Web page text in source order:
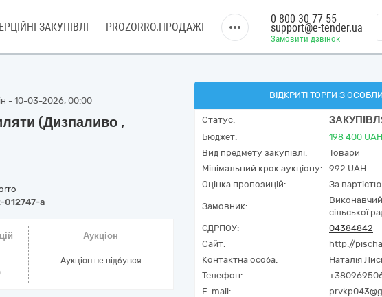
ЗАКУПІВЛІ PROZORRO.ПРОДАЖІ
Замовити дзвінок
0 800 30 77 55
support@e-tender.ua
- 10-03-2026, 00:00
(Дизпаливо ,
a
Аукціон
Аукціон не відбувся
ВІДКРИТІ ТОРГИ З
Статус:
Бюджет: 198 400 UAH
Вид предмету закупівлі:
Товари
Мінімальний крок аукціону:
992 UAH
Оцінка пропозицій:
За
Замовник:
Виконавчий
сільської
ЄДРПОУ:
04384842
Сайт:
http://
Контактна особа:
Наталія
Телефон:
E-mail: